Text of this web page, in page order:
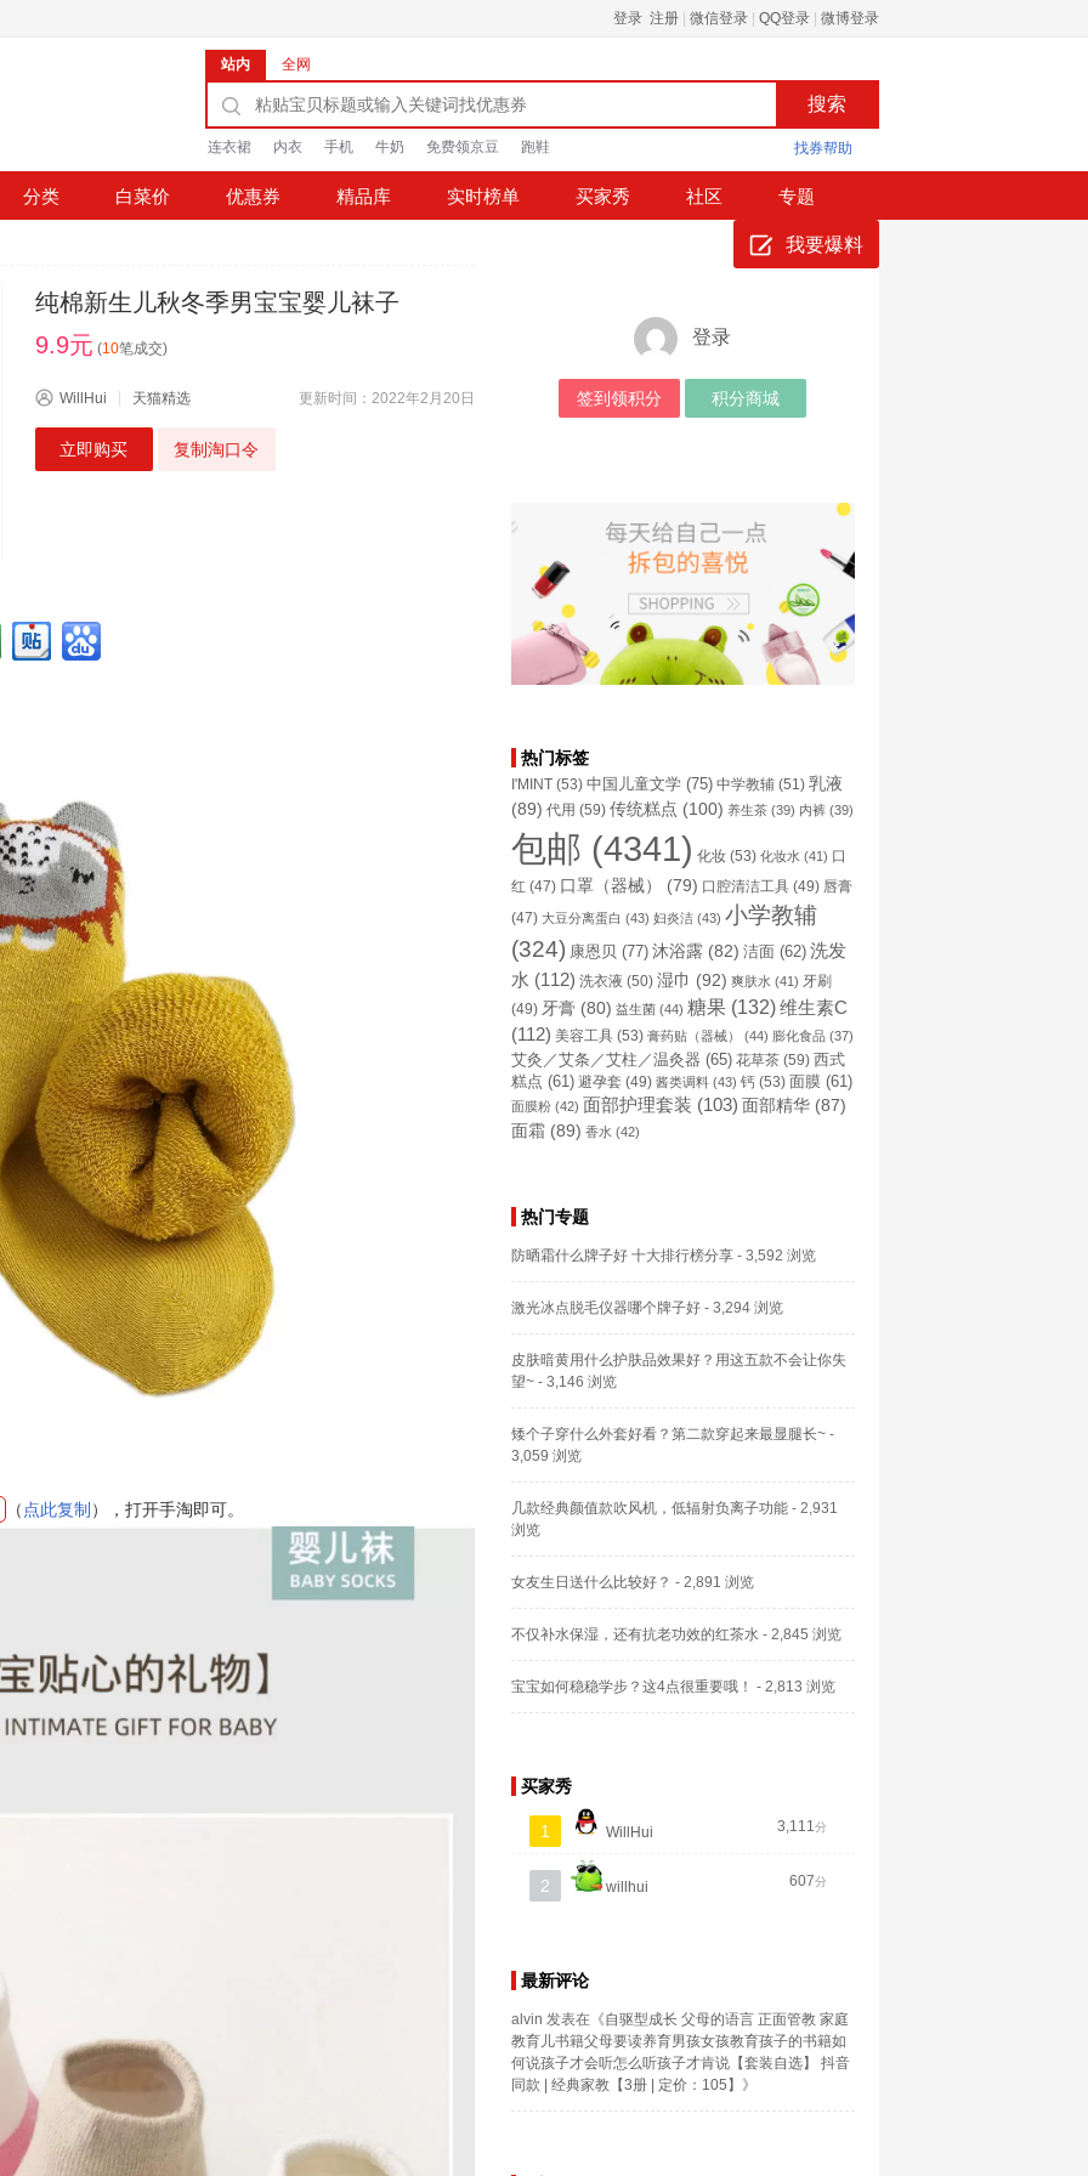
登录 注册 微信登录 QQ登录 微博登录
站内 全网
连衣裙 内衣 手机 牛奶 免费领京豆 跑鞋 找券帮助
分类 白菜价 优惠券 精品库 实时榜单 买家秀 社区 专题
我要爆料
纯棉新生儿秋冬季男宝宝婴儿袜子
9.9元 (10笔成交)
WillHui 天猫精选 更新时间：2022年2月20日
立即购买 复制淘口令
（ 点此复制 ），打开手淘即可。
登录
签到领积分 积分商城
热门标签
I'MINT(53) 中国儿童文学(75) 中学教辅(51) 乳液
(89) 代用 (59) 传统糕点 (100) 养生茶(39) 内裤(39)
包邮 (4341) 化妆(53) 化妆水 (41) 口
红 (47) 口罩（器械） (79) 口腔清洁工具(49) 唇膏
(47) 大豆分离蛋白 (43) 妇炎洁(43) 小学教辅
(324) 康恩贝 (77) 沐浴露(82) 洁面 (62) 洗发
水 (112) 洗衣液 (50) 湿巾 (92) 爽肤水 (41) 牙刷
(49) 牙膏(80) 益生菌(44) 糖果(132)维生素C
(112) 美容工具(53) 膏药贴（器械） (44) 膨化食品(37)
艾灸／艾条／艾柱／温灸器 (65) 花草茶(59) 西式
糕点 (61) 避孕套 (49) 酱类调料(43) 钙(53) 面膜 (61)
面膜粉(42) 面部护理套装 (103) 面部精华(87)
面霜(89) 香水 (42)
热门专题
防晒霜什么牌子好 十大排行榜分享- 3,592 浏览
激光冰点脱毛仪器哪个牌子好- 3,294 浏览
皮肤暗黄用什么护肤品效果好？用这五款不会让你失
望~- 3,146 浏览
矮个子穿什么外套好看？第二款穿起来最显腿长~-
3,059 浏览
几款经典颜值款吹风机，低辐射负离子功能- 2,931
浏览
女友生日送什么比较好？ - 2,891 浏览
不仅补水保湿，还有抗老功效的红茶水- 2,845 浏览
宝宝如何稳稳学步？这4点很重要哦！ - 2,813 浏览
买家秀
1 WillHui 3,111分
2 willhui 607分
最新评论
alvin 发表在《自驱型成长 父母的语言 正面管教 家庭
教育儿书籍父母要读养育男孩女孩教育孩子的书籍如
何说孩子才会听怎么听孩子才肯说【套装自选】 抖音
同款 | 经典家教【3册 | 定价：105】 》